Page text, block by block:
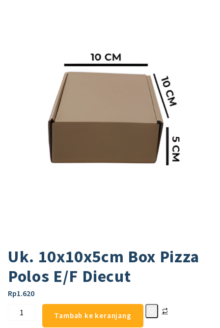
Uk. 10x10x5cm Box Pizza
Polos E/F Diecut
Rp1.620
Tambah ke keranjang